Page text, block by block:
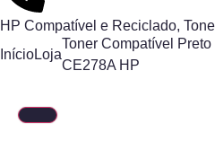
HP Compatível e Reciclado,
InícioLoja
Toner Compatível
CE278A HP